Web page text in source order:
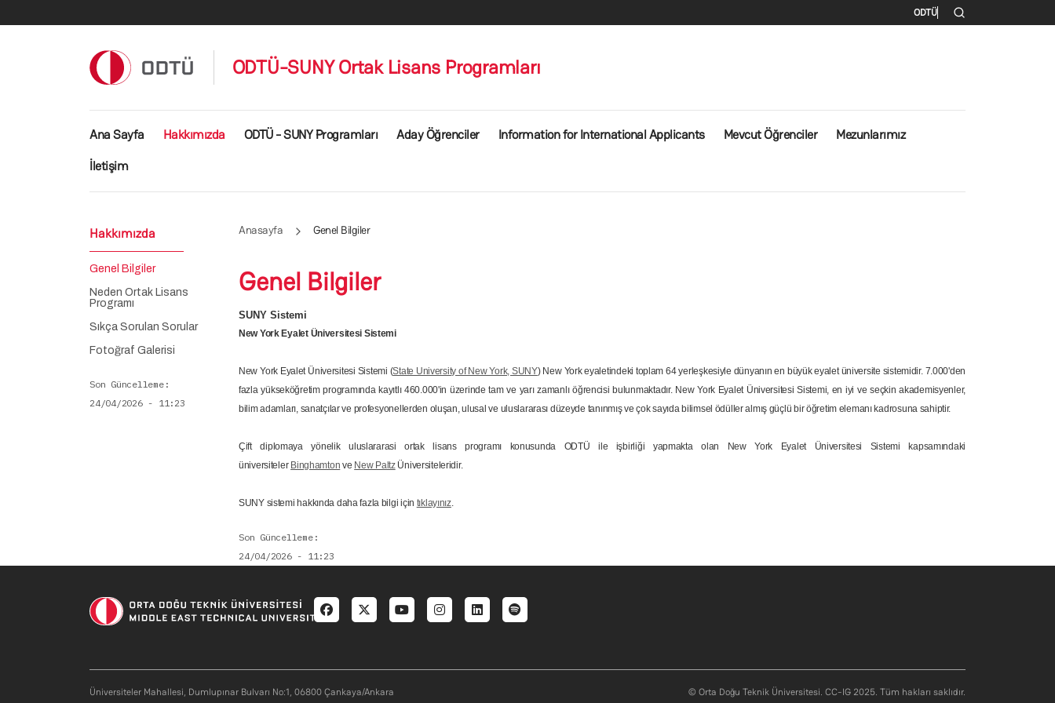
İkincil menü
ODTÜ
ODTÜ-SUNY Ortak Lisans Programları
Ana gezinti menüsü
Ana Sayfa Hakkımızda ODTÜ - SUNY Programları Aday Öğrenciler Information for International Applicants Mevcut Öğrenciler
Mezunlarımız
İletişim
Anasayfa Genel Bilgiler
Genel Bilgiler
SUNY Sistemi
New York Eyalet Üniversitesi Sistemi
New York Eyalet Üniversitesi Sistemi (State University of New York, SUNY) New York eyaletindeki toplam 64 yerleşkesiyle dünyanın en büyük eyalet üniversite sistemidir. 7.000'den
fazla yükseköğretim programında kayıtlı 460.000'in üzerinde tam ve yarı zamanlı öğrencisi bulunmaktadır. New York Eyalet Üniversitesi Sistemi, en iyi ve seçkin akademisyenler,
bilim adamları, sanatçılar ve profesyonellerden oluşan, ulusal ve uluslararası düzeyde tanınmış ve çok sayıda bilimsel ödüller almış güçlü bir öğretim elemanı kadrosuna sahiptir.
Çift diplomaya yönelik uluslararasi ortak lisans programı konusunda ODTÜ ile işbirliği yapmakta olan New York Eyalet Üniversitesi Sistemi kapsamındaki
üniversiteler Binghamton ve New PaltzÜniversiteleridir.
SUNY sistemi hakkında daha fazla bilgi için tıklayınız.
Son Güncelleme
24/04/2026 - 11:23
Hakkımızda
Genel Bilgiler
Neden Ortak Lisans
Programı
Sıkça Sorulan Sorular
Fotoğraf Galerisi
Son Güncelleme
24/04/2026 - 11:23
Social menu
Üniversiteler Mahallesi, Dumlupınar Bulvarı No:1, 06800 Çankaya/Ankara © Orta Doğu Teknik Üniversitesi. CC-IG 2025. Tüm hakları saklıdır.